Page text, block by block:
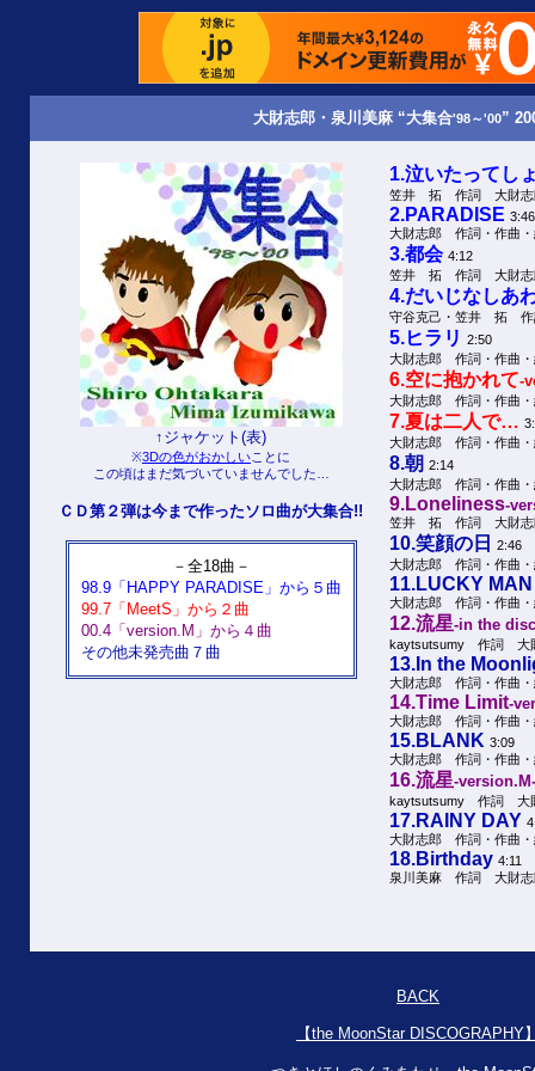
大財志郎・泉川美麻 “大集合'98～'00”
↑ジャケット(表)
※3Dの色がおかしいことに
この頃はまだ気づいていませんでした…
ＣＤ第２弾は今まで作ったソロ曲が大集合!!
－全18曲－
98.9「HAPPY PARADISE」から５曲
99.7「MeetS」から２曲
00.4「version.M」から４曲
その他未発売曲７曲
1.泣いたってし
笠井 拓 作詞 大財志
2.PARADISE 3:46
大財志郎 作詞・作曲・
3.都会 4:12
笠井 拓 作詞 大財
4.だいじなしあ
守谷克己・笠井 拓
5.ヒラリ 2:50
大財志郎 作詞・作曲・
6.空に抱かれて-
大財志郎 作詞・作曲
7.夏は二人で…
大財志郎 作詞・作曲・
8.朝 2:14
大財志郎 作詞・作曲・
9.Loneliness-
笠井 拓 作詞 大財志
10.笑顔の日
2:46
大財志郎 作詞・作曲・
11.LUCKY MAN
大財志郎 作詞・作曲・
12.流星-in the
kaytsutsumy 作詞 大
13.In the
大財志郎 作詞・作曲・
14.Time Limit-
大財志郎 作詞・作曲・
15.BLANK 3:09
大財志郎 作詞・作曲・
16.流星-version.M-
kaytsutsumy 作詞 大
17.RAINY DAY
大財志郎 作詞・作曲・
18.Birthday 4:11
泉川美麻 作詞 大財
BACK
【the MoonStar DISCOGRAPHY